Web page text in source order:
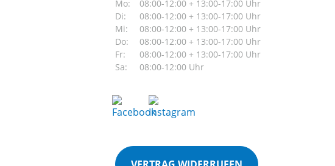
Mo:
08:00-12:00 + 13:00-17:00 Uhr
Di:
08:00-12:00 + 13:00-17:00 Uhr
Mi:
08:00-12:00 + 13:00-17:00 Uhr
Do:
08:00-12:00 + 13:00-17:00 Uhr
Fr:
08:00-12:00 + 13:00-17:00 Uhr
Sa:
08:00-12:00 Uhr